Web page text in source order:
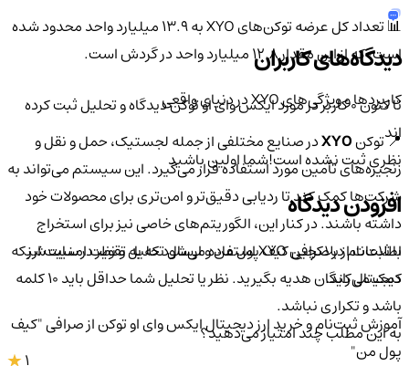
📊 تعداد کل عرضه توکن‌های XYO به ۱۳.۹ میلیارد واحد محدود شده
است، که از این مقدار ۱۲.۸ میلیارد واحد در گردش است.
کاربردها و ویژگی‌های XYO در دنیای واقعی
📍 توکنXYOدر صنایع مختلفی از جمله لجستیک، حمل و نقل و
زنجیره‌های تأمین مورد استفاده قرار می‌گیرد. این سیستم می‌تواند به
شرکت‌ها کمک کند تا ردیابی دقیق‌تر و امن‌تری برای محصولات خود
داشته باشند. در کنار این، الگوریتم‌های خاصی نیز برای استخراج
اطلاعات از بلاکچین XYO استفاده می‌شود که به تقویت امنیت شبکه
کمک می‌کند.
آموزش ثبت‌نام و خرید ارز دیجیتال ایکس وای او توکن از صرافی "کیف
پول من"
دیدگاه‌های کاربران
تا کنون 0 کاربر در مورد ایکس وای او توکندیدگاه و تحلیل ثبت کرده
اند
نظری ثبت نشده است!شما اولین باشید
افزودن دیدگاه
با ثبت‌نام در صرافی کیف پول من و ارسال تحلیل و نظر در سایت ارز
دیجیتال رایگان هدیه بگیرید. نظر یا تحلیل شما حداقل باید ۱۰ کلمه
باشد و تکراری نباشد.
به این مطلب چند امتیاز می‌دهید؟